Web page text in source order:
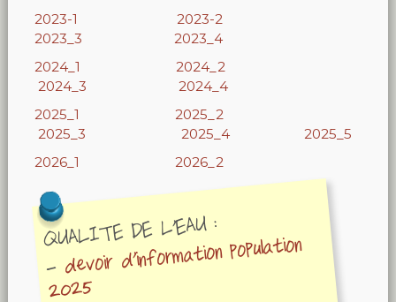
2023-1
2023-2
2023_3
2023_4
2024_1
2024_2
2024_3
2024_4
2025_1
2025_2
2025_3
2025_4
2025_5
2026_1
2026_2
QUALITE DE L'EAU :
-devoir d'information population
2025